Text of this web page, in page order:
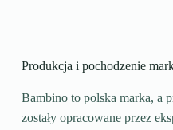
Produkcja i pochodzenie
Bambino to polska marka, a
zostały opracowane przez